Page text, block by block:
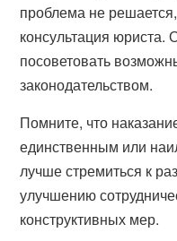
проблема не
консультация юриста.
посоветовать
законодательством.
Помните, что
единственным или
лучше стремиться к
улучшению
конструктивных мер.